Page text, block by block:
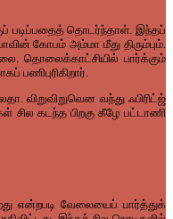
படிப்பதைத் தொடர்ந்தாள். இந்தப்
கோபம் அம்மா மீது திரும்பும்.
தொலைக்காட்சியில் பார்க்கும்
விறுவிறுவென வந்து ஃபிரிட்ஜ்
சில கடந்த பிறகு கீழே பட்டாணி
என்றபடி வேலையைப் பார்த்துக்